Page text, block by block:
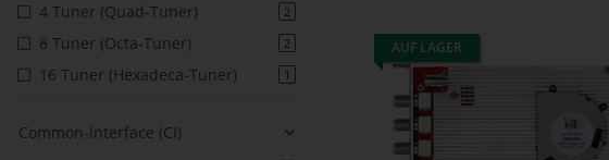
AUF LAGER
4 Tuner (Quad-Tuner) 2
8 Tuner (Octa-Tuner) 2
16 Tuner (Hexadeca-Tuner) 1
Common-Interface (CI)